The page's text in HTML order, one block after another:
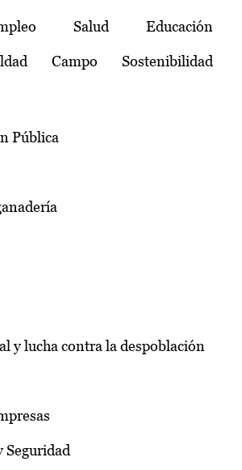
Salud Educación
Campo Sostenibilidad
Pública
y lucha contra la despoblación
Seguridad